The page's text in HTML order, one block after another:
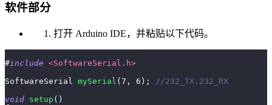
软件部分
打开 Arduino IDE，并粘贴以下代码。
#include <SoftwareSerial.h>
SoftwareSerial mySerial ( 7 , 6 ) ;
//232_TX,232_RX
void setup ( )